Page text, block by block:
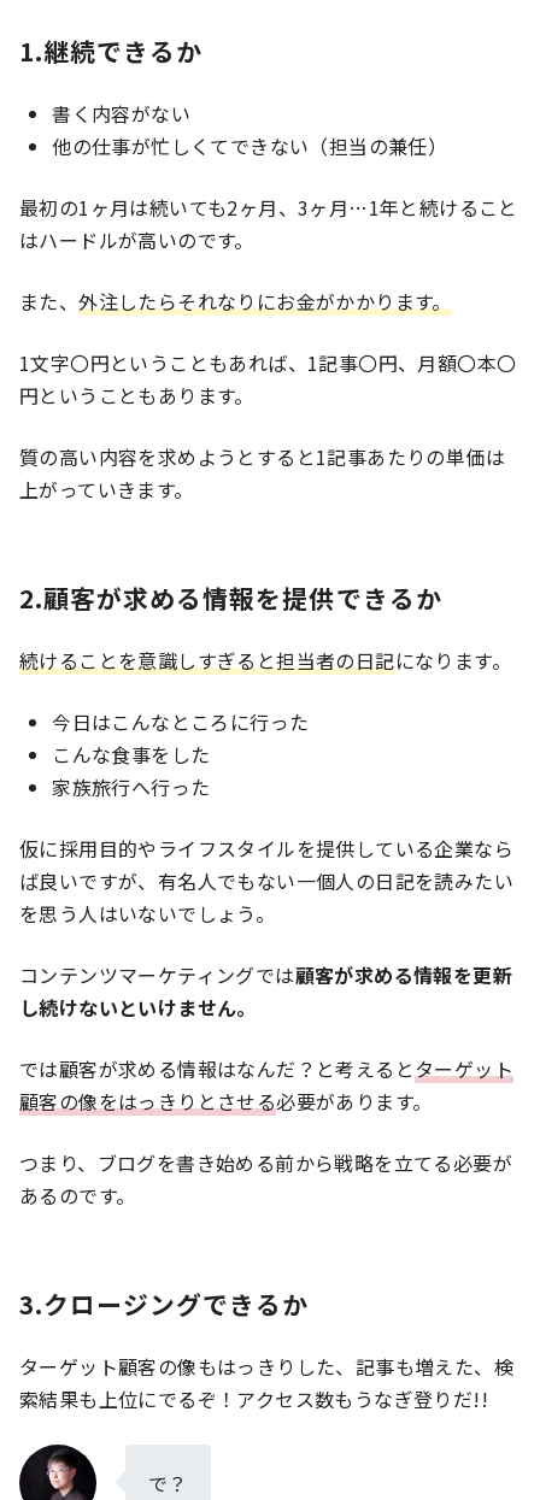
1.継続できるか
書く内容がない
他の仕事が忙しくてできない（担当の兼任）
最初の1ヶ月は続いても2ヶ月、3ヶ月…1年と続けること
はハードルが高いのです。
また、外注したらそれなりにお金がかかります。
1文字〇円ということもあれば、1記事〇円、月額〇本〇
円ということもあります。
質の高い内容を求めようとすると1記事あたりの単価は
上がっていきます。
2.顧客が求める情報を提供できるか
続けることを意識しすぎると担当者の日記になります。
今日はこんなところに行った
こんな食事をした
家族旅行へ行った
仮に採用目的やライフスタイルを提供している企業なら
ば良いですが、有名人でもない一個人の日記を読みたい
を思う人はいないでしょう。
コンテンツマーケティングでは顧客が求める情報を更新
し続けないといけません。
では顧客が求める情報はなんだ？と考えるとターゲット
顧客の像をはっきりとさせる必要があります。
つまり、ブログを書き始める前から戦略を立てる必要が
あるのです。
3.クロージングできるか
ターゲット顧客の像もはっきりした、記事も増えた、検
索結果も上位にでるぞ！アクセス数もうなぎ登りだ!!
で？